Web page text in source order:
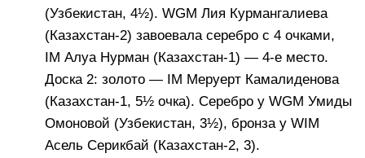
(Узбекистан, 4½). WGM Лия Курмангалиева
(Казахстан-2) завоевала серебро с 4 очками,
IM Алуа Нурман (Казахстан-1) — 4-е место.
Доска 2: золото — IM Меруерт Камалиденова
(Казахстан-1, 5½ очка). Серебро у WGM Умиды
Омоновой (Узбекистан, 3½), бронза у WIM
Асель Серикбай (Казахстан-2, 3).